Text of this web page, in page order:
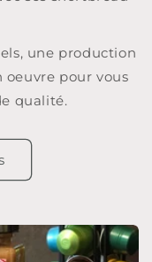
une production
oeuvre pour vous
qualité.